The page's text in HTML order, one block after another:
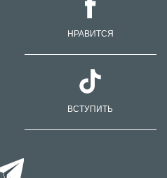
НРАВИТСЯ
ВСТУПИТЬ